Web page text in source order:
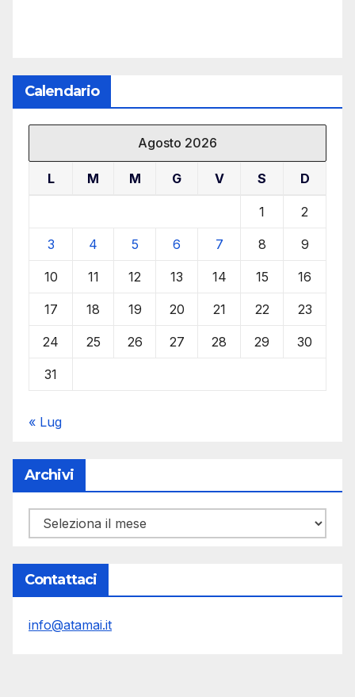
Calendario
Agosto 2026
L M M G V S D
1 2
3 4 5 6 7 8 9
10 11 12 13 14 15 16
17 18 19 20 21 22 23
24 25 26 27 28 29 30
31
« Lug
Archivi
Archivi
Contattaci
info@atamai.it